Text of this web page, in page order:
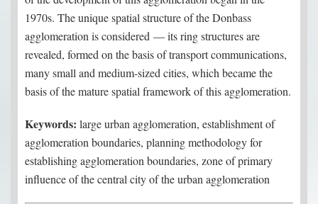
1970s. The unique spatial structure of the Donbass
agglomeration is considered — its ring structures are
revealed, formed on the basis of transport communications,
many small and medium-sized cities, which became the
basis of the mature spatial framework of this agglomeration.
Keywords: large urban agglomeration, establishment of
agglomeration boundaries, planning methodology for
establishing agglomeration boundaries, zone of primary
influence of the central city of the urban agglomeration